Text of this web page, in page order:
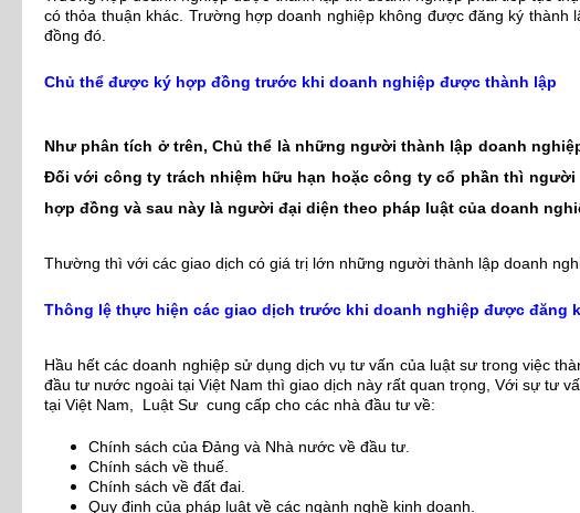
có thỏa thuận khác. Trường hợp doanh nghiệp không được đăng ký
đồng đó.
Chủ thể được ký hợp đồng trước khi doanh nghiệp được thành lập
Như phân tích ở trên, Chủ thể là những người thành lập doanh
Đối với công ty trách nhiệm hữu hạn hoặc công ty cổ phần thì
hợp đồng và sau này là người đại diện theo pháp luật của doanh
Thường thì với các giao dịch có giá trị lớn những người thành lập doanh
Thông lệ thực hiện các giao dịch trước khi doanh nghiệp được đăng
Hầu hết các doanh nghiệp sử dụng dịch vụ tư vấn của luật sư trong việc
đầu tư nước ngoài tại Việt Nam thì giao dịch này rất quan trọng, Với sự tư
tại Việt Nam, Luật Sư cung cấp cho các nhà đầu tư về:
Chính sách của Đảng và Nhà nước về đầu tư.
Chính sách về thuế.
Chính sách về đất đai.
Quy định của pháp luật về các ngành nghề kinh doanh.